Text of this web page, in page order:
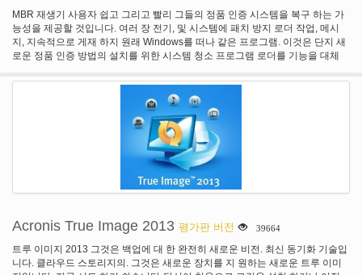
MBR 재생기 사용자 쉽고 그리고 빨리 그들의 정품 인증 시스템을 복구 하는 가
능성을 제공할 것입니다. 여러 장 전기, 및 시스템에 패치 방지 로더 작업, 메시
지, 지속적으로 게재 하지 원래 Windows를 떠나 같은 프로그램. 이것은 단지 새
로운 정품 인증 방법의 설치를 위한 시스템 청소 프로그램 로더를 기능을 대체
Acronis True Image 2013 평가판 버전 39664
트루 이미지 2013 그것은 백업에 대 한 완전히 새로운 비전. 최신 동기화 기술입
니다. 클라우드 스토리지의. 그것은 새로운 장치를 지 원하는 새로운 트루 이미